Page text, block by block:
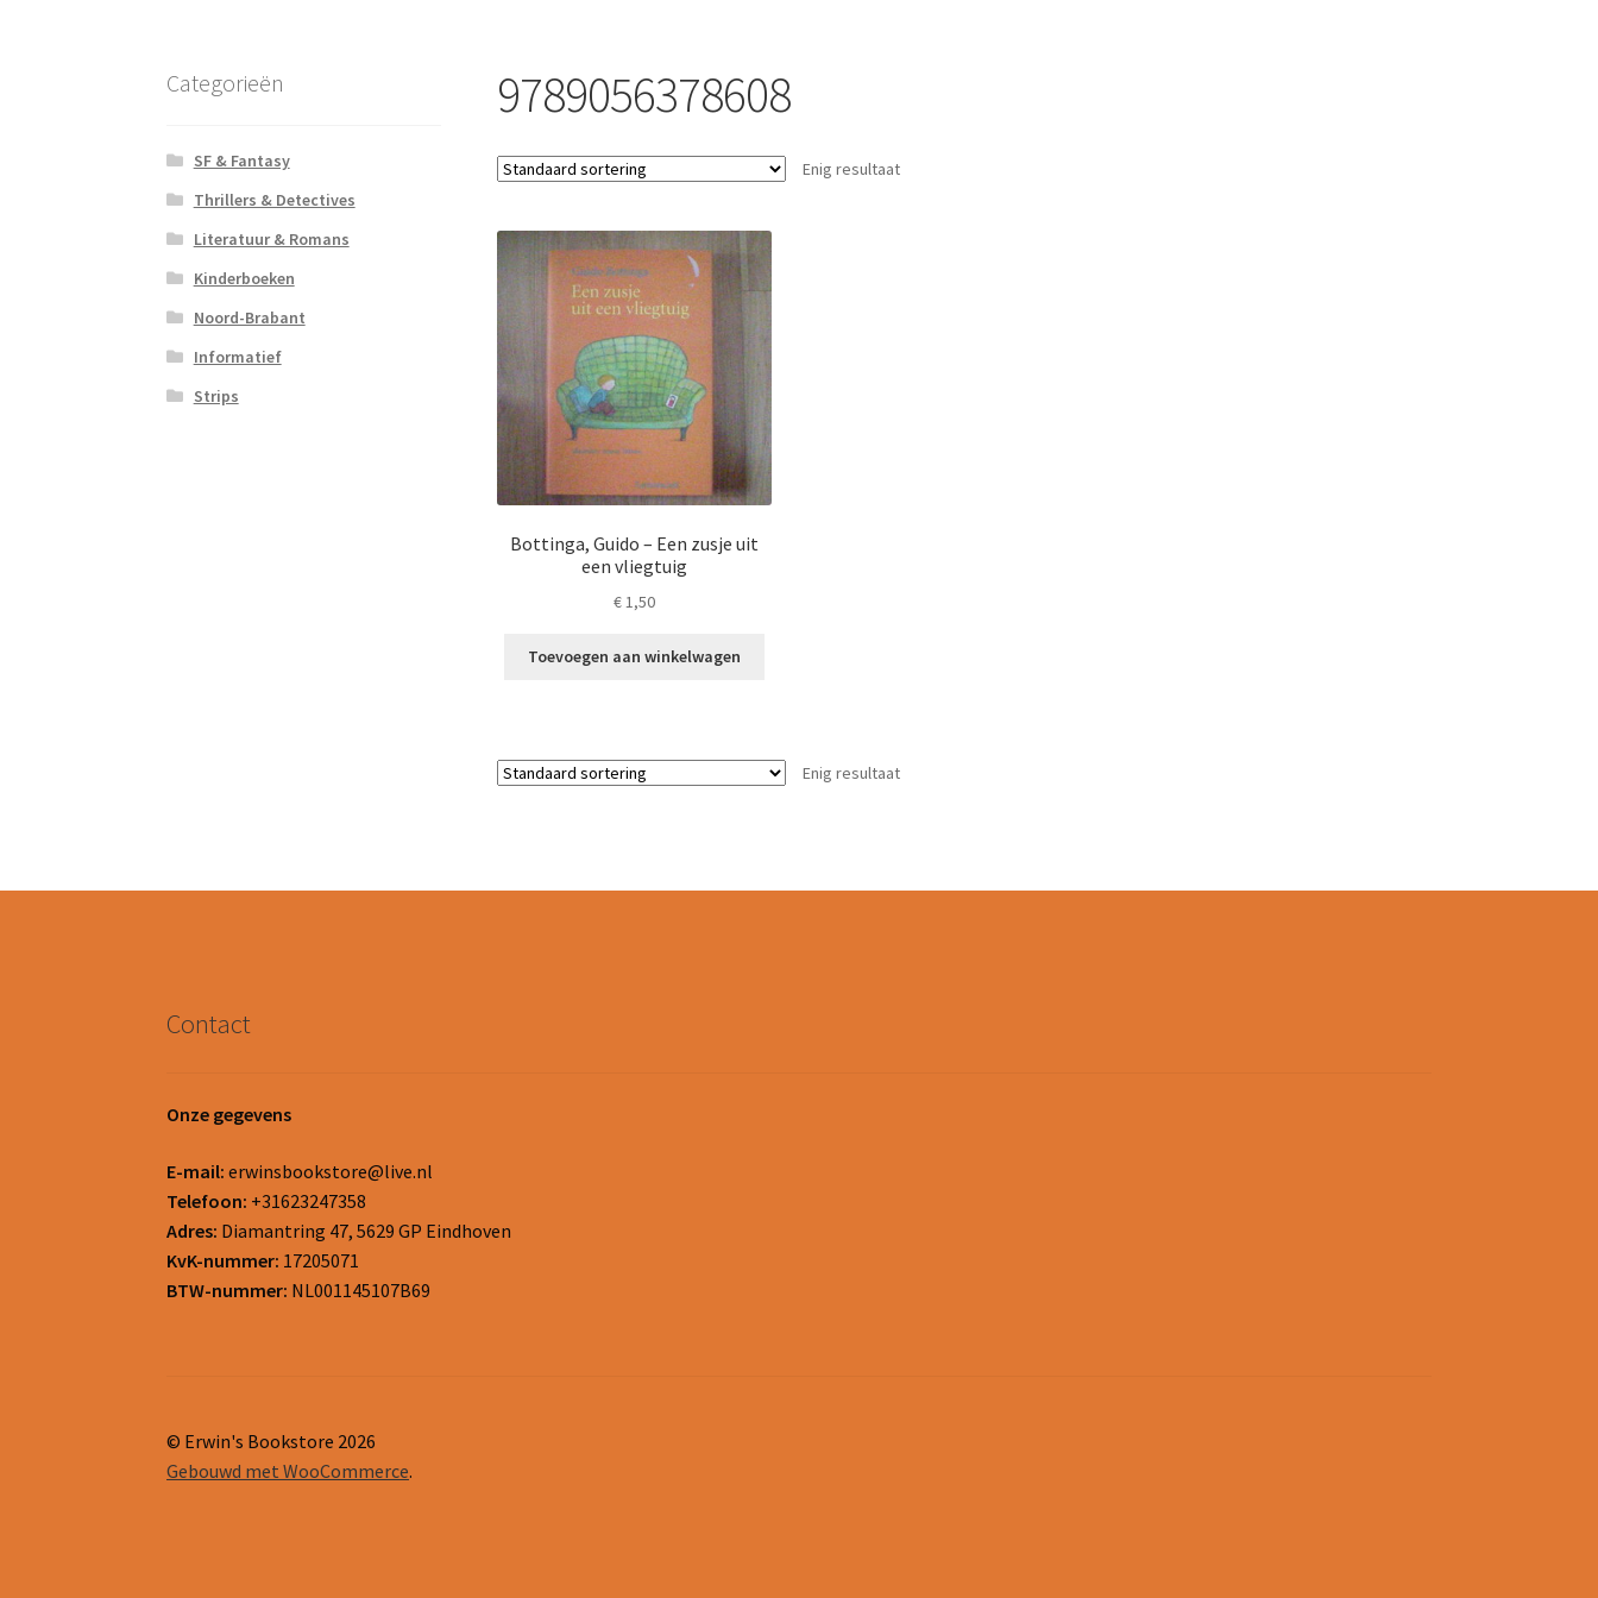
9789056378608
Enig resultaat
Bottinga, Guido – Een zusje uit
een vliegtuig
€1,50
Toevoegen aan winkelwagen
Enig resultaat
Categorieën
SF & Fantasy
Thrillers & Detectives
Literatuur & Romans
Kinderboeken
Noord-Brabant
Informatief
Strips
Contact
Onze gegevens
E-mail: erwinsbookstore@live.nl
Telefoon: +31623247358
Adres: Diamantring 47, 5629 GP Eindhoven
KvK-nummer: 17205071
BTW-nummer: NL001145107B69
© Erwin's Bookstore 2026
Gebouwd met WooCommerce.